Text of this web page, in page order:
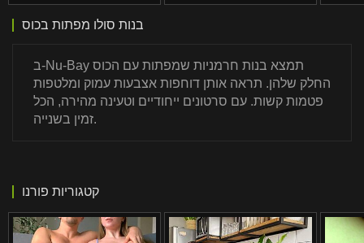
בנות סולו מפתות בכוס
ב-Nu-Bay תמצא בנות חרמניות שמפתות עם הכוס
החלק שלהן. תראה אותן דוחפות אצבעות עמוק ומלטפות
פטמות קשות. עם סרטונים ייחודיים וטעינה מהירה, הכל
זמין בשנייה.
קטגוריות פורנו